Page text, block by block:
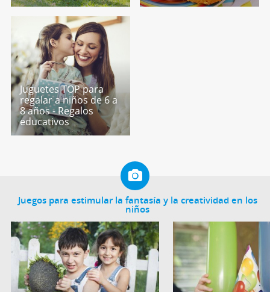
Juguetes TOP para
regalar a niños de 6 a
8 años - Regalos
educativos
Juegos para estimular la fantasía y la creatividad en los
niños